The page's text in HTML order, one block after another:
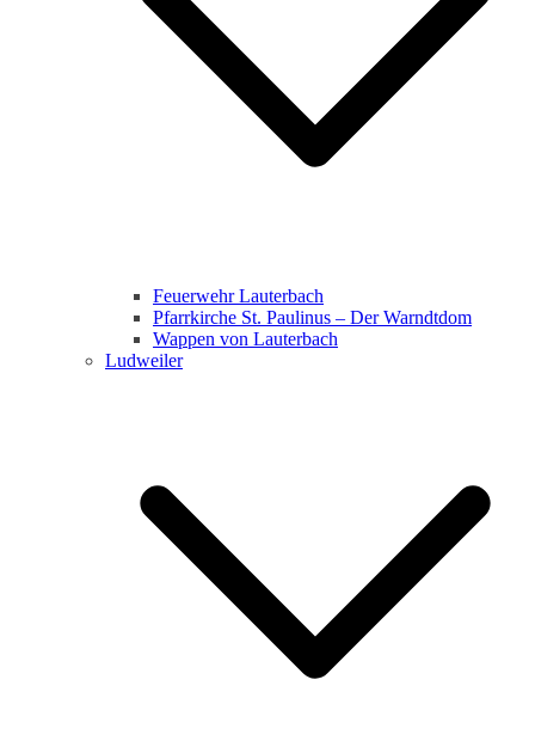
Feuerwehr Lauterbach
Pfarrkirche St. Paulinus – Der Warndtdom
Wappen von Lauterbach
Ludweiler